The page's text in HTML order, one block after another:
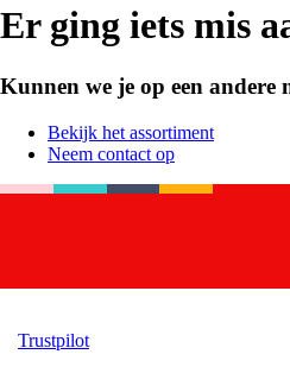
Er ging iets mis
Kunnen we je op een andere
Bekijk het assortiment
Neem contact op
Trustpilot